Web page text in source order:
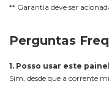
** Garantia deve ser
Perguntas
1. Posso usar este
Sim, desde que a corrente